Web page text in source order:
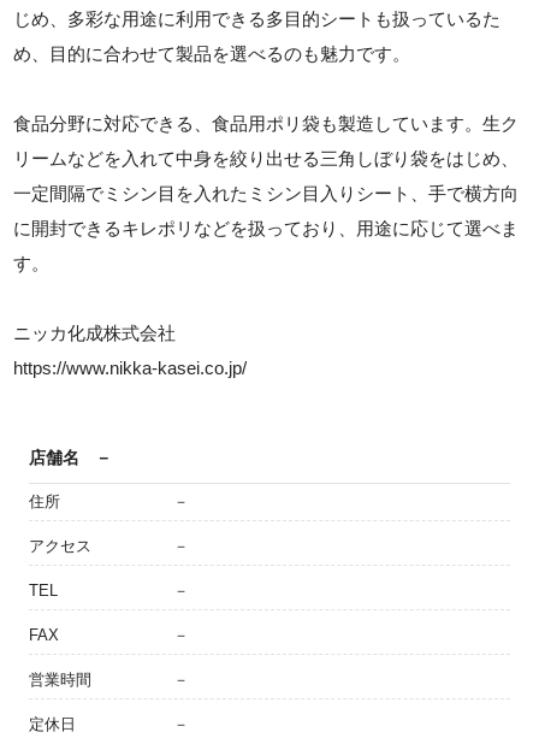
じめ、多彩な用途に利用できる多目的シートも扱っているた
め、目的に合わせて製品を選べるのも魅力です。
食品分野に対応できる、食品用ポリ袋も製造しています。生ク
リームなどを入れて中身を絞り出せる三角しぼり袋をはじめ、
一定間隔でミシン目を入れたミシン目入りシート、手で横方向
に開封できるキレポリなどを扱っており、用途に応じて選べま
す。
ニッカ化成株式会社
https://www.nikka-kasei.co.jp/
店舗名 －
住所 －
アクセス －
TEL －
FAX －
営業時間 －
定休日 －